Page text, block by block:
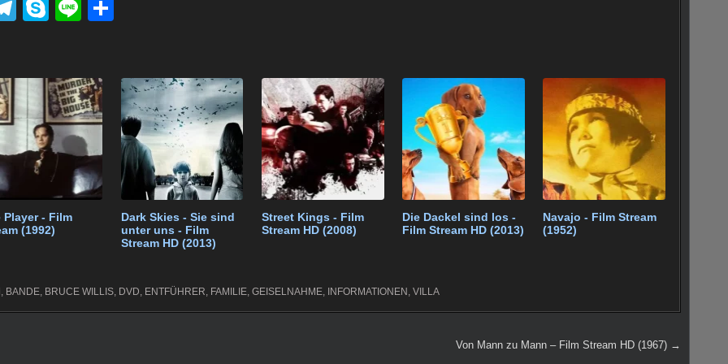
T
gr
a
m
S
e
Li
n
Player - Film
(1992)
Dark Skies - Sie sind
unter uns - Film
Stream HD (2013)
Street Kings - Film
Stream HD (2008)
Die Dackel sind los -
Film Stream HD (2013)
Navajo - Film Stream
(1952)
, BANDE, BRUCE WILLIS, DVD, ENTFÜHRER, FAMILIE, GEISELNAHME, INFORMATIONEN , VILLA
Von Mann zu Mann – Film Stream HD (1967) →